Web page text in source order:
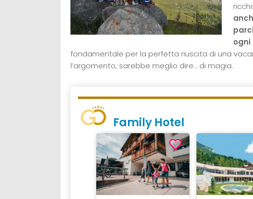
ogni
fondamentale per la perfetta riuscita di una
l’argomento, sarebbe meglio dire… di magia.
Family Hotel